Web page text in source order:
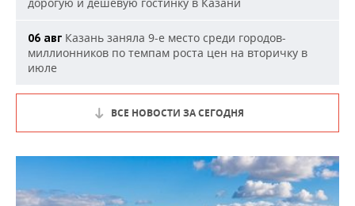
06 авг Казань заняла 9-е место среди городов-
миллионников по темпам роста цен на вторичку в
июле
ВСЕ НОВОСТИ ЗА СЕГОДНЯ